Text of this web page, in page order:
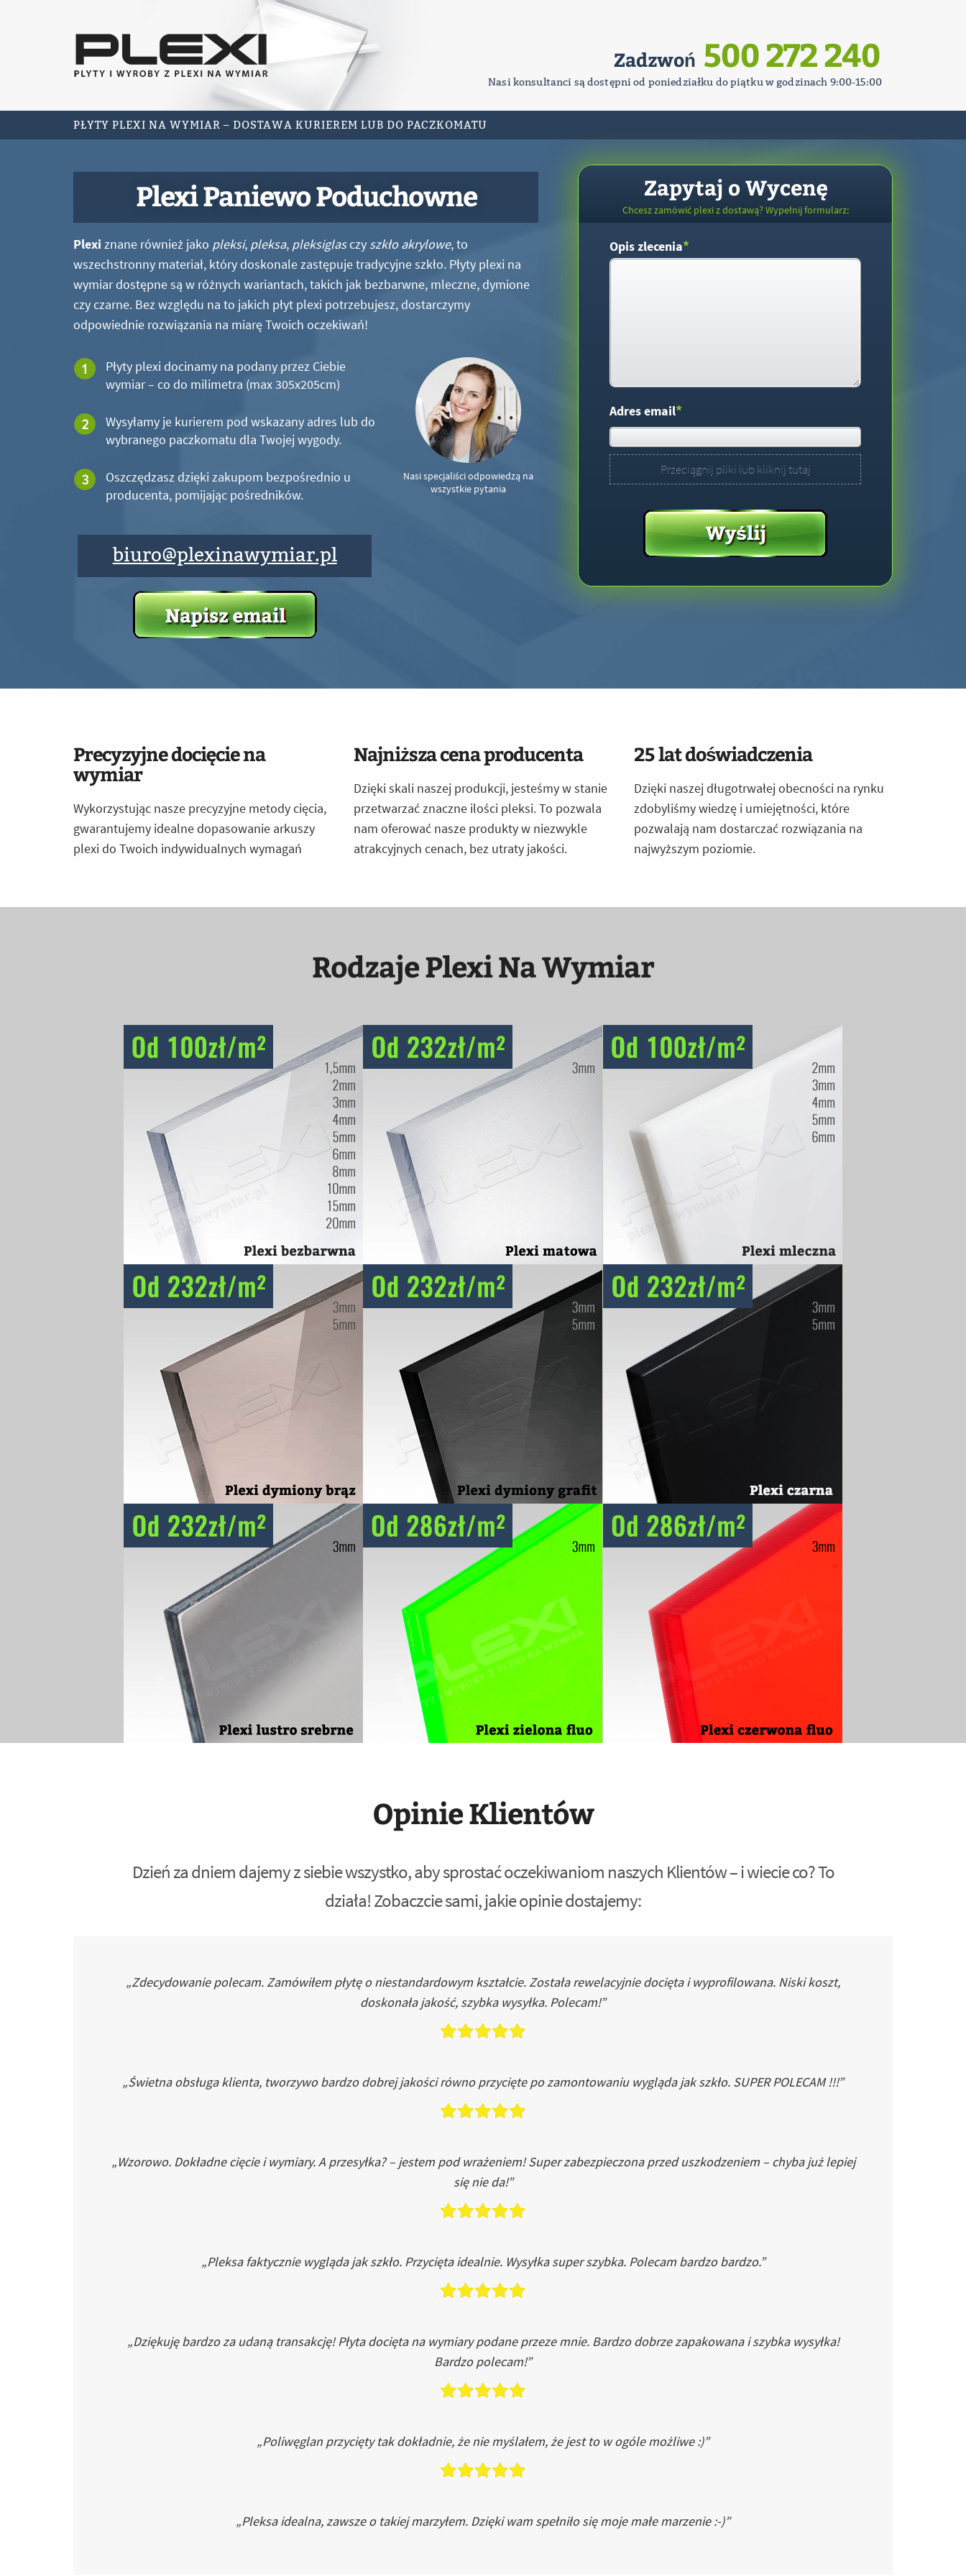
Zadzwoń 500 272 240
Nasi konsultanci są dostępni od poniedziałku do piątku w godzinach 9:00-15:00
PŁYTY PLEXI NA WYMIAR – DOSTAWA KURIEREM LUB DO PACZKOMATU
Plexi Paniewo Poduchowne
Plexi znane również jako pleksi, pleksa, pleksiglasczy szkło akrylowe, to
wszechstronny materiał, który doskonale zastępuje tradycyjne szkło. Płyty plexi na
wymiar dostępne są w różnych wariantach, takich jak bezbarwne, mleczne, dymione
czy czarne. Bez względu na to jakich płyt plexi potrzebujesz, dostarczymy
odpowiednie rozwiązania na miarę Twoich oczekiwań!
Płyty plexi docinamy na podany przez Ciebie
wymiar – co do milimetra (max 305x205cm)
Wysyłamy je kurierem pod wskazany adres lub do
wybranego paczkomatu dla Twojej wygody.
Oszczędzasz dzięki zakupom bezpośrednio u
producenta, pomijając pośredników.
biuro@plexinawymiar.pl
Nasi specjaliści odpowiedzą na
wszystkie pytania
Zapytaj o Wycenę
Chcesz zamówić plexi z dostawą? Wypełnij formularz:
Opis zlecenia*
Adres email*
Przeciągnij pliki lub kliknij tutaj
Precyzyjne docięcie na
wymiar
Wykorzystując nasze precyzyjne metody cięcia,
gwarantujemy idealne dopasowanie arkuszy
plexi do Twoich indywidualnych wymagań
Najniższa cena producenta
Dzięki skali naszej produkcji, jesteśmy w stanie
przetwarzać znaczne ilości pleksi. To pozwala
nam oferować nasze produkty w niezwykle
atrakcyjnych cenach, bez utraty jakości.
25 lat doświadczenia
Dzięki naszej długotrwałej obecności na rynku
zdobyliśmy wiedzę i umiejętności, które
pozwalają nam dostarczać rozwiązania na
najwyższym poziomie.
Rodzaje Plexi Na Wymiar
Opinie Klientów
Dzień za dniem dajemy z siebie wszystko, aby sprostać oczekiwaniom naszych Klientów – i wiecie co? To
działa! Zobaczcie sami, jakie opinie dostajemy:
„Zdecydowanie polecam. Zamówiłem płytę o niestandardowym kształcie. Została rewelacyjnie docięta i wyprofilowana. Niski koszt,
doskonała jakość, szybka wysyłka. Polecam!”
„Świetna obsługa klienta, tworzywo bardzo dobrej jakości równo przycięte po zamontowaniu wygląda jak szkło. SUPER POLECAM !!!”
„Wzorowo. Dokładne cięcie i wymiary. A przesyłka? – jestem pod wrażeniem! Super zabezpieczona przed uszkodzeniem – chyba już lepiej
się nie da!”
„Pleksa faktycznie wygląda jak szkło. Przycięta idealnie. Wysyłka super szybka. Polecam bardzo bardzo.”
„Dziękuję bardzo za udaną transakcję! Płyta docięta na wymiary podane przeze mnie. Bardzo dobrze zapakowana i szybka wysyłka!
Bardzo polecam!”
„Poliwęglan przycięty tak dokładnie, że nie myślałem, że jest to w ogóle możliwe :)”
„Pleksa idealna, zawsze o takiej marzyłem. Dzięki wam spełniło się moje małe marzenie :-)”